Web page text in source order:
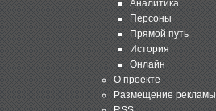
Аналитика
Персоны
Прямой путь
История
Онлайн
О проекте
Размещение рекламы